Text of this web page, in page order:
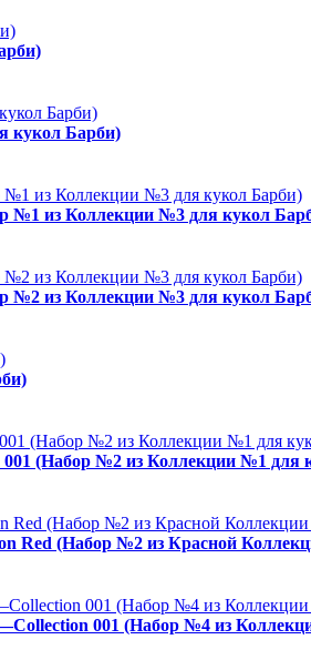
кукол Барби)
№1 из Коллекции №3 для кукол
№2 из Коллекции №3 для кукол
001 (Набор №2 из Коллекции №1 для
Red (Набор №2 из Красной
001 (Набор №4 из